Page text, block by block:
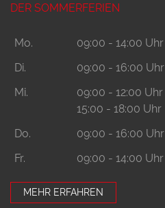
DER SOMMERFERIEN
Mo.
09:00 - 14:00 Uhr
Di.
09:00 - 16:00 Uhr
Mi.
09:00 - 12:00 Uhr
15:00 - 18:00 Uhr
Do.
09:00 - 16:00 Uhr
Fr.
09:00 - 14:00 Uhr
MEHR ERFAHREN